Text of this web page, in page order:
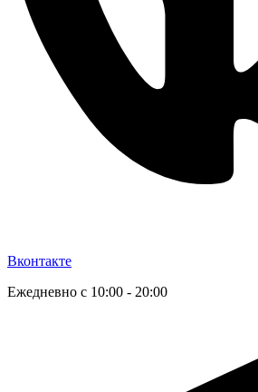
Вконтакте
Ежедневно с 10:00 - 20:00